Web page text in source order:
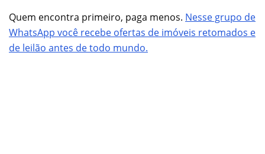
Quem encontra primeiro, paga menos. Nesse grupo de
WhatsApp você recebe ofertas de imóveis retomados e
de leilão antes de todo mundo.